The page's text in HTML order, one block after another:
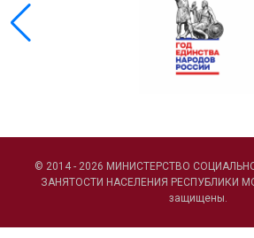
Настройки по
© 2014 - 2026 МИНИСТЕРСТВО
ЗАНЯТОСТИ НАСЕЛЕНИЯ РЕСПУБЛИКИ
защищены.